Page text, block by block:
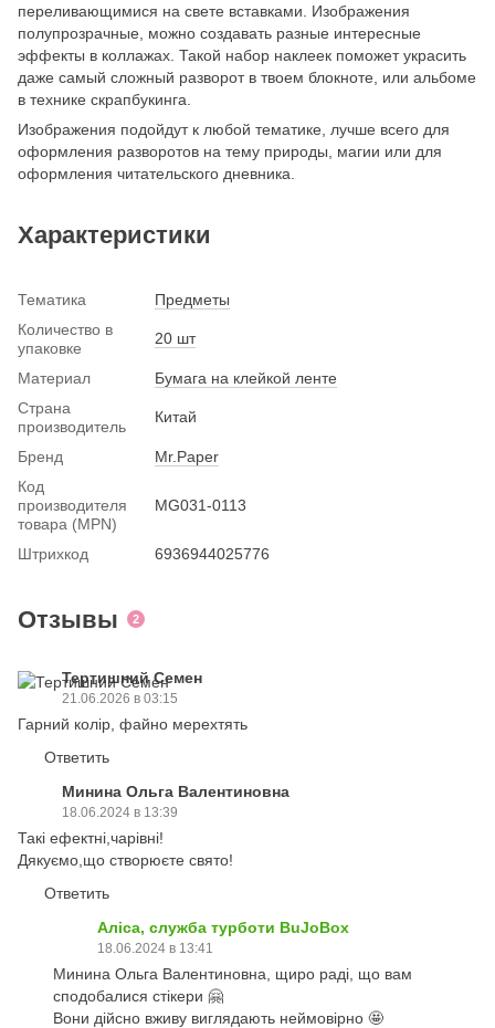
переливающимися на свете вставками. Изображения
полупрозрачные, можно создавать разные интересные
эффекты в коллажах. Такой набор наклеек поможет украсить
даже самый сложный разворот в твоем блокноте, или альбоме
в технике скрапбукинга.
Изображения подойдут к любой тематике, лучше всего для
оформления разворотов на тему природы, магии или для
оформления читательского дневника.
Характеристики
Тематика
Предметы
Количество в
упаковке
20 шт
Материал
Бумага на клейкой ленте
Страна
производитель
Китай
Бренд
Mr.Paper
Код
производителя
товара (MPN)
MG031-0113
Штрихкод 6936944025776
Отзывы 2
Тертишний Семен
21.06.2026 в 03:15
Гарний колір, файно мерехтять
Ответить
Минина Ольга Валентиновна
18.06.2024 в 13:39
Такі ефектні,чарівні!
Дякуємо,що створюєте свято!
Ответить
Аліса, служба турботи BuJoBox
18.06.2024 в 13:41
Минина Ольга Валентиновна, щиро раді, що вам
сподобалися стікери 🤗
Вони дійсно вживу виглядають неймовірно 🤩